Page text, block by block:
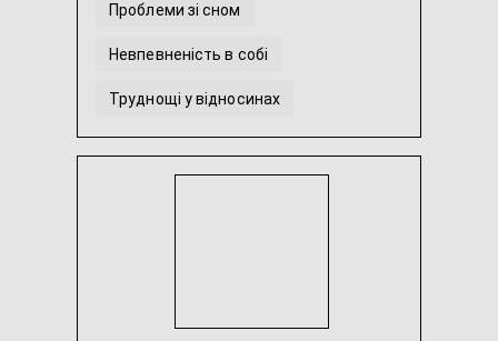
Проблеми зі сном
Невпевненість в собі
Труднощі у відносинах
Стрес та депресивні стани